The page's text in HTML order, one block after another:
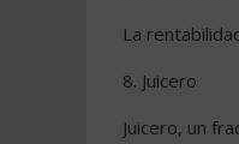
La
8. Juicero
Juicero, un